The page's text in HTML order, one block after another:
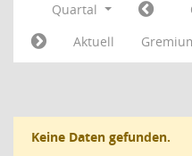
Quartal
Aktuell
Keine Daten gefunden.